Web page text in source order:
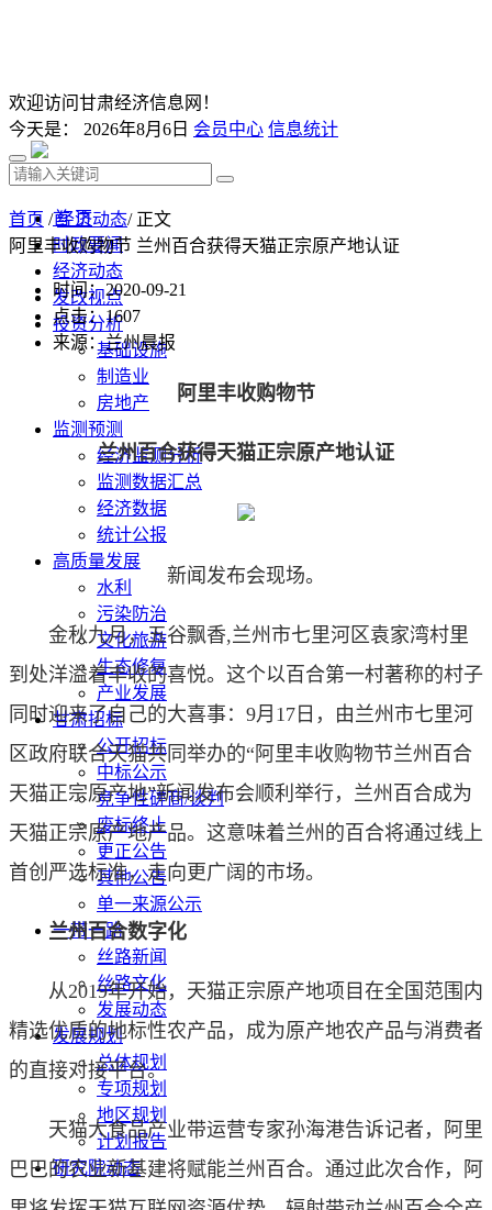
欢迎访问甘肃经济信息网！
今天是： 2026年8月6日 会员中心 信息统计
首 页
时政要闻
经济动态
发改视点
投资分析
基础设施
制造业
房地产
监测预测
经济监测分析
监测数据汇总
经济数据
统计公报
高质量发展
水利
污染防治
文化旅游
生态修复
产业发展
甘肃招标
公开招标
中标公示
竞争性磋商/谈判
废标终止
更正公告
其他公告
单一来源公示
一带一路
丝路新闻
丝路文化
发展动态
发展规划
总体规划
专项规划
地区规划
计划报告
研究院动态
首页 /经济动态/ 正文
阿里丰收购物节 兰州百合获得天猫正宗原产地认证
时间：2020-09-21
点击：1607
来源：兰州晨报
阿里丰收购物节
兰州百合获得天猫正宗原产地认证
新闻发布会现场。
金秋九月，五谷飘香,兰州市七里河区袁家湾村里
到处洋溢着丰收的喜悦。这个以百合第一村著称的村子
同时迎来了自己的大喜事：9月17日，由兰州市七里河
区政府联合天猫共同举办的“阿里丰收购物节兰州百合
天猫正宗原产地”新闻发布会顺利举行，兰州百合成为
天猫正宗原产地产品。这意味着兰州的百合将通过线上
首创严选标准，走向更广阔的市场。
兰州百合数字化
从2019年开始，天猫正宗原产地项目在全国范围内
精选优质的地标性农产品，成为原产地农产品与消费者
的直接对接平台。
天猫大食品产业带运营专家孙海港告诉记者，阿里
巴巴的农业新基建将赋能兰州百合。通过此次合作，阿